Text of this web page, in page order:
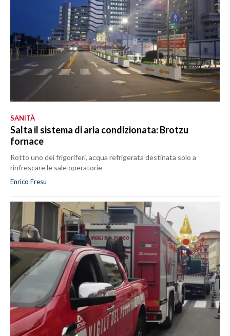
SANITÀ
Salta il sistema di aria condizionata: Brotzu
fornace
Rotto uno dei frigoriferi, acqua refrigerata destinata solo a
rinfrescare le sale operatorie
Enrico Fresu